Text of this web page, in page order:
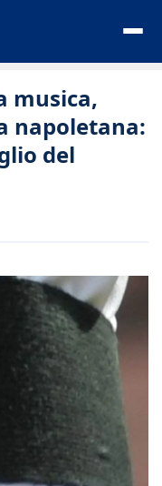
musica,
napoletana:
del